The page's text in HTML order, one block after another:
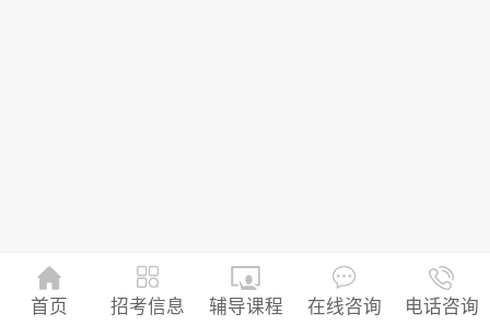
首页 招考信息 辅导课程 在线咨询 电话咨询